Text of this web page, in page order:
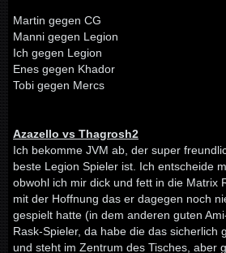
Martin gegen CG
Manni gegen Legion
Ich gegen Legion
Enes gegen Khador
Tobi gegen Mercs
Azazello vs Thagrosh2
Ich bekomme JVM ab, der super
beste Legion Spieler ist. Ich entscheide
obwohl ich mir dick und fett in die Matrix
mit der Hoffnung das er dagegen noch
gespielt hatte (in dem anderen guten
Rask-Spieler, da habe die das sicherlich
und steht im Zentrum des Tisches, aber